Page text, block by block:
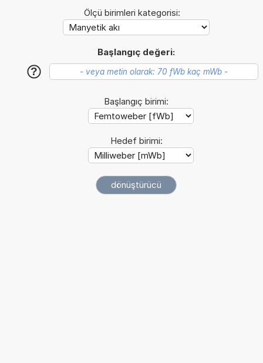
Ölçü birimleri kategorisi:
Başlangıç değeri:
?
Başlangıç birimi:
Hedef birimi: